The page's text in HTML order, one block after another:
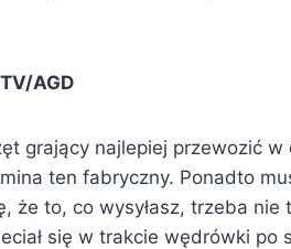
AGD
grający najlepiej przewozić
ten fabryczny. Ponadto
że to, co wysyłasz, trzeba
się w trakcie wędrówki